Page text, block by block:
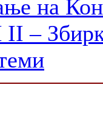
на